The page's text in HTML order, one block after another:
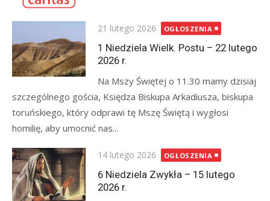
Posted
on
21 lutego 2026 OGŁOSZENIA
1 Niedziela Wielk. Postu – 22 lutego
2026 r.
Na Mszy Świętej o 11.30 mamy dzisiaj
szczególnego gościa, Księdza Biskupa Arkadiusza, biskupa
toruńskiego, który odprawi tę Mszę Świętą i wygłosi
homilię, aby umocnić nas...
Posted
on
14 lutego 2026 OGŁOSZENIA
6 Niedziela Zwykła – 15 lutego
2026 r.